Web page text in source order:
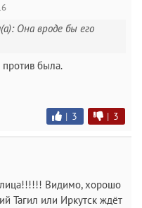
Она вроде бы его
была.
| 3 | 3
лица!!!!!! Видимо, хорошо
Тагил или Иркутск ждёт